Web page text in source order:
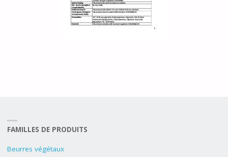
FAMILLES DE PRODUITS
Beurres végétaux